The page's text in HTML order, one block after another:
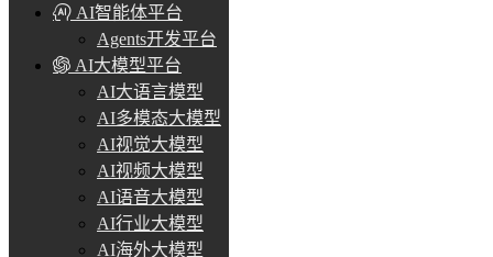
AI智能体平台
Agents开发平台
AI大模型平台
AI大语言模型
AI多模态大模型
AI视觉大模型
AI视频大模型
AI语音大模型
AI行业大模型
AI海外大模型